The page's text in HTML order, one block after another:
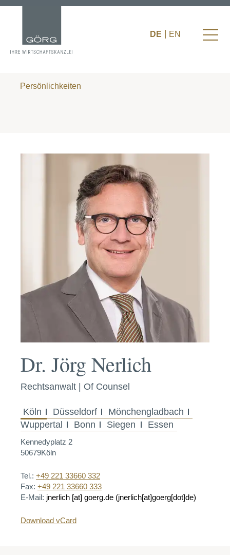
DE EN
Persönlichkeiten
Dr. Jörg Nerlich
Rechtsanwalt | Of Counsel
Köln Düsseldorf
Mönchengladbach
Wuppertal
Bonn Siegen Essen
Kennedyplatz 2
50679Köln
Tel.: +49 221 33660 332
Fax: +49 221 33660 333
E-Mail: jnerlich [at] goerg.de (jnerlich[at]goerg[dot]de)
Download vCard